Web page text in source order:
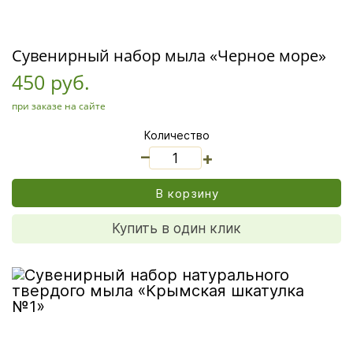
Сувенирный набор мыла «Черное море»
450 руб.
при заказе на сайте
Количество
+
В корзину
Купить в один клик